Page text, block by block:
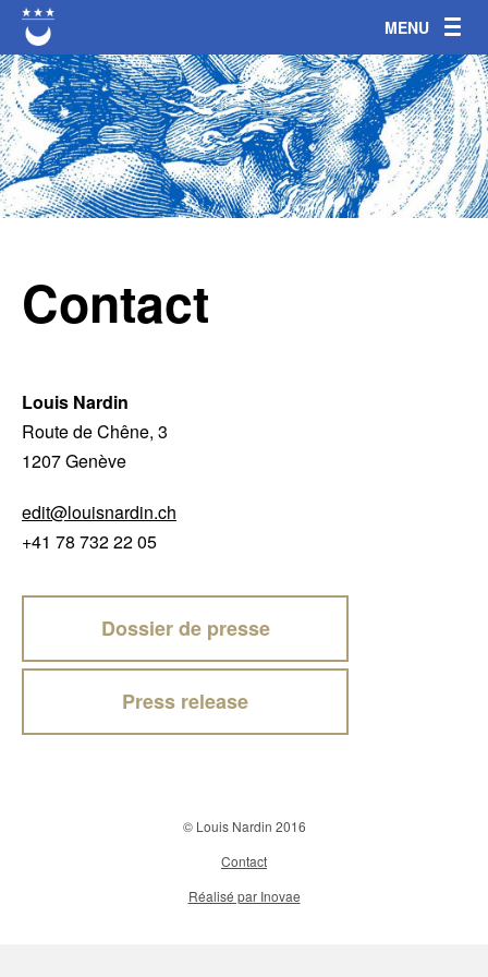
Contact
Louis Nardin
Route de Chêne, 3
1207 Genève
edit@louisnardin.ch
+41 78 732 22 05
Dossier de presse
Press release
© Louis Nardin 2016
Contact
Réalisé par Inovae